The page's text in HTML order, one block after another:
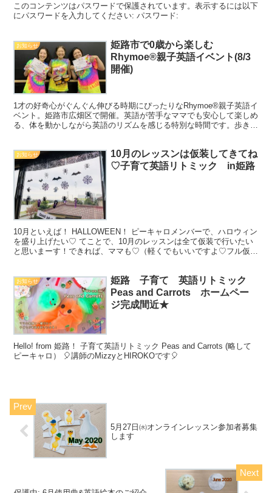
このコンテンツはパスワードで保護されています。表示するには以下
にパスワードを入力してください: パスワード:
お知らせ
姫路市で0歳から楽しむ
Rhymoe®親子英語イベント(8/3
開催)
1才の好奇心がぐんぐん伸びる時期にぴったりなRhymoe®親子英語イ
ベント。姫路市広畑区で開催。英語が苦手なママでも安心して楽しめ
る、体を動かしながら英語のリズムを感じる特別な時間です。歩き回
お知らせ
10月のレッスンは仮装してきてね
♡子育て英語リトミック in姫路
10月といえば！ HALLOWEEN！ ピーキャロメンバーで、ハロウィン
を盛り上げたい♡ てことで、10月のレッスンは全て仮装で行いたい
と思いまーす！できれば、ママも♡（軽くでもいいですよ♡フル仮装
お知らせ
姫路 子育て 英語リトミック
Peas and Carrots ホームペー
ジ完成間近★
Hello! from 姫路！ 子育て英語リトミック Peas and Carrots (略して
ピーキャロ） 🎈講師のMizzyとHIROKOです🎈
5月27日㈬オンラインレッスン参加者募集
します